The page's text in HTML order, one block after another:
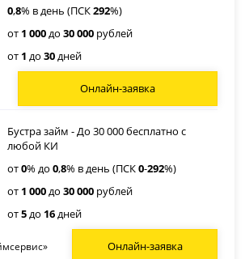
0,8% в день (ПСК292%)
от 1 000до30 000 рублей
от 1 до30дней
Онлайн-заявка
Бустра займ - До 30 000 бесплатно с
любой КИ
от0% до0,8% в день (ПСК0-292%)
от 1 000до30 000 рублей
от5до 16дней
Онлайн-заявка